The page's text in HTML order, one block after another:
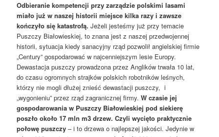
Odbieranie kompetencji przy zarządzie polskimi lasami
miało już w naszej historii miejsce kilka razy i zawsze
kończyło się katastrofą. Jeżeli jesteśmy już przy temacie
Puszczy Białowieskiej, to znana jest z naszej przedwojennej
historii, sytuacja kiedy sanacyjny rząd pozwolił angielskiej firmie
„Century” gospodarować w najcenniejszym lesie Europy.
Dewastacja puszczy prowadzona przez Anglików trwała 10 lat,
do czasu ogromnych strajków polskich robotników leśnych,
którzy nie mogli dłużej znieść dewastacji puszczy, i
„wygonieniu” przez rząd zagranicznej firmy. W czasie jej
gospodarowania w Puszczy Białowieskiej pod siekierę
poszło około 17 mln m3 drzew. Czyli wycięto praktycznie
połowę puszczy– i to drzewa o najlepszej jakości. Jedynie w